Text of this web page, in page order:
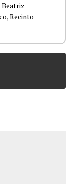
Beatriz
Recinto